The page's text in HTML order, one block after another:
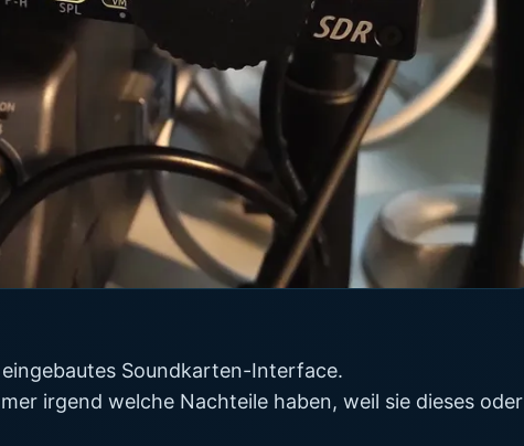
Soundkarten-Interface.
irgend welche Nachteile haben, weil sie dieses oder